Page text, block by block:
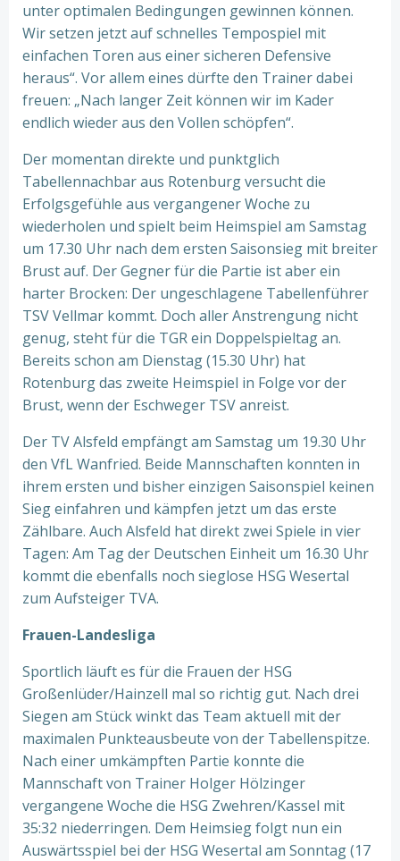
unter optimalen Bedingungen gewinnen können.
Wir setzen jetzt auf schnelles Tempospiel mit
einfachen Toren aus einer sicheren Defensive
heraus“. Vor allem eines dürfte den Trainer dabei
freuen: „Nach langer Zeit können wir im Kader
endlich wieder aus den Vollen schöpfen“.
Der momentan direkte und punktglich
Tabellennachbar aus Rotenburg versucht die
Erfolgsgefühle aus vergangener Woche zu
wiederholen und spielt beim Heimspiel am Samstag
um 17.30 Uhr nach dem ersten Saisonsieg mit breiter
Brust auf. Der Gegner für die Partie ist aber ein
harter Brocken: Der ungeschlagene Tabellenführer
TSV Vellmar kommt. Doch aller Anstrengung nicht
genug, steht für die TGR ein Doppelspieltag an.
Bereits schon am Dienstag (15.30 Uhr) hat
Rotenburg das zweite Heimspiel in Folge vor der
Brust, wenn der Eschweger TSV anreist.
Der TV Alsfeld empfängt am Samstag um 19.30 Uhr
den VfL Wanfried. Beide Mannschaften konnten in
ihrem ersten und bisher einzigen Saisonspiel keinen
Sieg einfahren und kämpfen jetzt um das erste
Zählbare. Auch Alsfeld hat direkt zwei Spiele in vier
Tagen: Am Tag der Deutschen Einheit um 16.30 Uhr
kommt die ebenfalls noch sieglose HSG Wesertal
zum Aufsteiger TVA.
Frauen-Landesliga
Sportlich läuft es für die Frauen der HSG
Großenlüder/Hainzell mal so richtig gut. Nach drei
Siegen am Stück winkt das Team aktuell mit der
maximalen Punkteausbeute von der Tabellenspitze.
Nach einer umkämpften Partie konnte die
Mannschaft von Trainer Holger Hölzinger
vergangene Woche die HSG Zwehren/Kassel mit
35:32 niederringen. Dem Heimsieg folgt nun ein
Auswärtsspiel bei der HSG Wesertal am Sonntag (17